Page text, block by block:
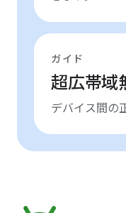
ガイド
超広帯域
デバイス間の